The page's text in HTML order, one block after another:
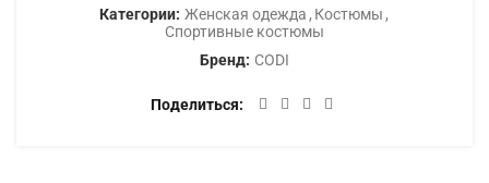
Категории: Женская одежда , Костюмы ,
Спортивные костюмы
Бренд: CODI
Поделиться